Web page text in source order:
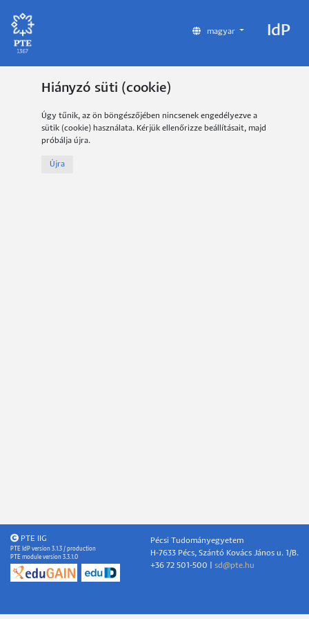
magyar IdP
Hiányzó süti (cookie)
Úgy tűnik, az ön böngészőjében nincsenek engedélyezve a
sütik (cookie) használata. Kérjük ellenőrizze beállításait, majd
próbálja újra.
Újra
PTE IIG
PTE IdP version 3.1.3 / production
PTE module version 3.3.1.0
Pécsi Tudományegyetem
H-7633 Pécs, Szántó Kovács János u. 1/B.
+36 72 501-500 | sd@pte.hu